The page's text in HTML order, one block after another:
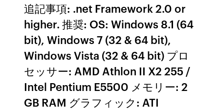
追記事項: .net Framework 2.0 or
higher. 推奨: OS: Windows 8.1 (64
bit), Windows 7 (32 & 64 bit),
Windows Vista (32 & 64 bit) プロ
セッサー: AMD Athlon II X2 255 /
Intel Pentium E5500 メモリー: 2
GB RAM グラフィック: ATI